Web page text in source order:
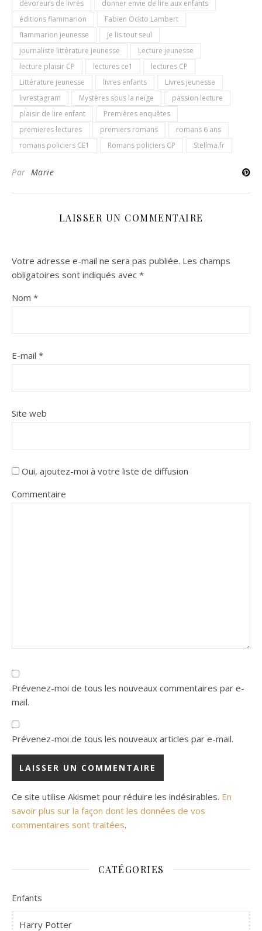
devoreurs de livres
donner envie de lire aux enfants
éditions flammarion
Fabien Öckto Lambert
flammarion jeunesse
Je lis tout seul
journaliste littérature jeunesse
Lecture jeunesse
lecture plaisir CP
lectures ce1
lectures CP
Littérature jeunesse
livres enfants
Livres jeunesse
livrestagram
Mystères sous la neige
passion lecture
plaisir de lire enfant
Premières enquêtes
premieres lectures
premiers romans
romans 6 ans
romans policiers CE1
Romans policiers CP Stellma.fr
Par Marie
LAISSER UN COMMENTAIRE
Votre adresse e-mail ne sera pas publiée. Les champs
obligatoires sont indiqués avec *
Nom *
E-mail *
Site web
Oui, ajoutez-moi à votre liste de diffusion
Commentaire
Prévenez-moi de tous les nouveaux commentaires par e-
mail.
Prévenez-moi de tous les nouveaux articles par e-mail.
Ce site utilise Akismet pour réduire les indésirables. En
savoir plus sur la façon dont les données de vos
commentaires sont traitées.
CATÉGORIES
Enfants
Harry Potter